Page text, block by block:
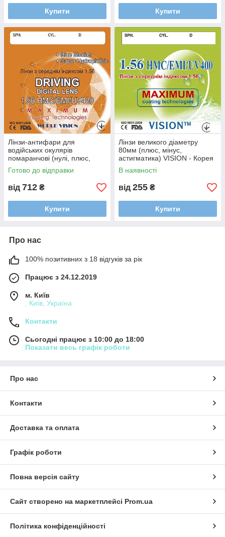
Купити Купити
Лінзи-антифари для
водійських окулярів
помаранчові (нулі, плюс,
мінус) VISION - Корея
Готово до відправки
від 712 ₴
Купити
Лінзи великого діаметру
80мм (плюс, мінус,
астигматика) VISION - Корея
В наявності
від 255 ₴
Купити
Про нас
100% позитивних з 18 відгуків за рік
Працює з 24.12.2019
м. Київ
, Київ, Україна
Контакти
Сьогодні працює з 10:00 до 18:00
Показати весь графік роботи
Про нас
Контакти
Доставка та оплата
Графік роботи
Повна версія сайту
Сайт створено на маркетплейсі Prom.ua
Політика конфіденційності